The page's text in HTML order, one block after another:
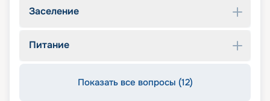
Заселение
Питание
Показать все вопросы (12)